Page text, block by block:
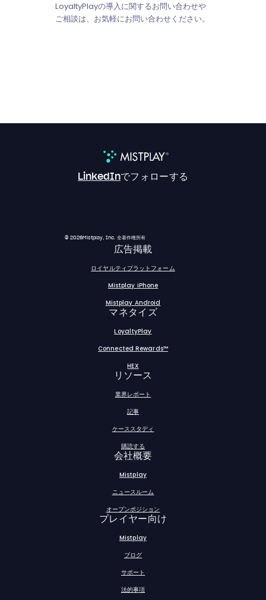
LoyaltyPlayの導入に関するお問い合わせや
ご相談は、お気軽にお問い合わせください。
LinkedInでフォローする
© 2026Mistplay, Inc. 全著作権所有
広告掲載
ロイヤルティプラットフォーム
Mistplay iPhone
Mistplay Android
マネタイズ
LoyaltyPlay
Connected Rewards™
HEX
リソース
業界レポート
記事
ケーススタディ
購読する
会社概要
Mistplay
ニュースルーム
オープンポジション
プレイヤー向け
Mistplay
ブログ
サポート
法的事項